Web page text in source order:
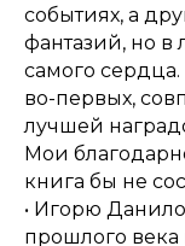
событиях, а
фантазий, но в
самого сердца.
во-первых,
лучшей
Мои
книга бы не
• Игорю
прошлого века